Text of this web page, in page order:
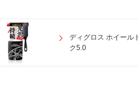
ディグロス ホイール
ク5.0